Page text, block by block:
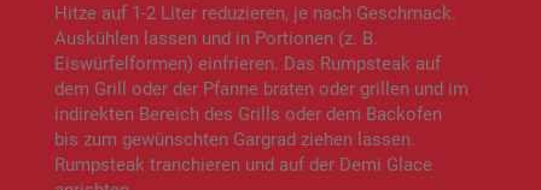
Hitze auf 1-2 Liter reduzieren, je nach Geschmack.
Auskühlen lassen und in Portionen (z. B.
Eiswürfelformen) einfrieren. Das Rumpsteak auf
dem Grill oder der Pfanne braten oder grillen und im
indirekten Bereich des Grills oder dem Backofen
bis zum gewünschten Gargrad ziehen lassen.
Rumpsteak tranchieren und auf der Demi Glace